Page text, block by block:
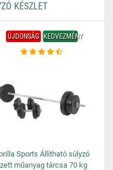
KÉSZLET
ÚJDONSÁG KEDVEZMÉNY
Sports Állítható súlyzó
műanyag tárcsa 70 kg